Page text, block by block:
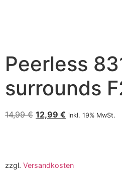
Peerless
surrounds
14,99€ 12,99 € inkl. 19% MwSt.
zzgl. Versandkosten